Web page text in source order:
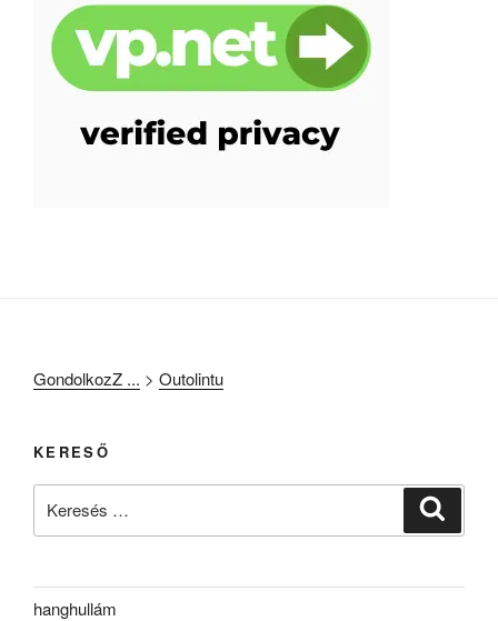
GondolkozZ ... > Outolintu
KERESŐ
hanghullám